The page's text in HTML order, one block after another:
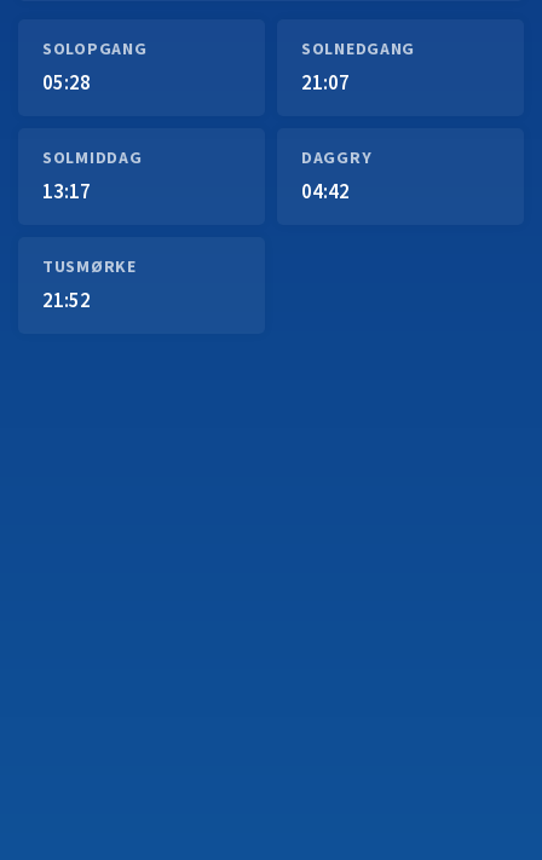
SOLOPGANG
05:28
SOLNEDGANG
21:07
SOLMIDDAG
13:17
DAGGRY
04:42
TUSMØRKE
21:52